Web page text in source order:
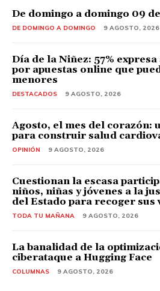
De domingo a domingo 09
DE DOMINGO A DOMINGO 9 AGOSTO, 2026
Día de la Niñez: 57%
por apuestas online que
menores
DESTACADOS 9 AGOSTO, 2026
Agosto, el mes del corazón:
para construir salud
OPINIÓN 9 AGOSTO, 2026
Cuestionan la escasa
niños, niñas y jóvenes a la
del Estado para recoger sus
TODA TU MAÑANA 9 AGOSTO, 2026
La banalidad de la
ciberataque a Hugging Face
COLUMNAS 9 AGOSTO, 2026